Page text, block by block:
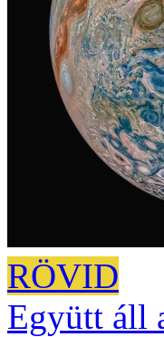
RÖVID
Együtt áll